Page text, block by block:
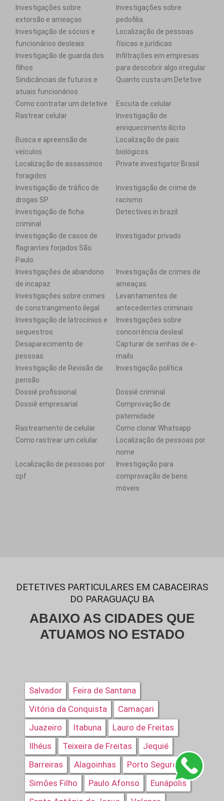
Investigações sobre
extorsão e ameaças
Investigações sobre
pedofilia
Investigação de sócios e
funcionários desleais
Localização de pessoas
físicas e jurídicas
Investigação de guarda dos
filhos
Infiltrações em empresas
para descobrir algo irregular
Sindicâncias de futuros e
atuais funcionários
Quanto custa um Detetive
Como contratar um detetive
Escuta de celular
Rastrear celular
Investigação de
enriquecimento ilícito
Busca e apreensão de
veículos
Localização de pais
biológicos
Localização de assassinos
foragidos
Private investigator Brasil
Investigação de tráfico de
drogas SP
Investigação de crime de
racismo
Investigação de ficha
criminal
Detectives in brazil
Investigação de casos de
flagrantes forjados São
Paulo
Investigador privado
Investigações de abandono
de incapaz
Investigação de crimes de
ameaças
Investigações sobre crimes
de constrangimento ilegal
Levantamentos de
antecedentes criminais
Investigação de latrocínios e
sequestros
Investigações sobre
concorrência desleal
Desaparecimento de
pessoas
Capturar de senhas de e-
mails
Investigação de Revisão de
pensão
Investigação política
Dossiê profissional
Dossiê criminal
Dossiê empresarial
Comprovação de
paternidade
Rastreamento de celular
Como clonar Whatsapp
Como rastrear um celular
Localização de pessoas por
nome
Localização de pessoas por
cpf
Investigação para
comprovação de bens
móveis
DETETIVES PARTICULARES EM CABACEIRAS
DO PARAGUAÇU BA
ABAIXO AS CIDADES QUE
ATUAMOS NO ESTADO
Salvador
Feira de Santana
Vitória da Conquista
Camaçari
Juazeiro
Itabuna
Lauro de Freitas
Ilhéus
Teixeira de Freitas
Jequié
Barreiras
Alagoinhas
Porto Seguro
Simões Filho
Paulo Afonso
Eunápolis